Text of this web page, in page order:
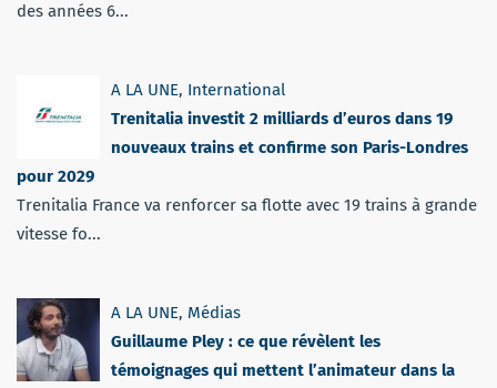
des années 6...
A LA UNE, International
Trenitalia investit 2 milliards d’euros dans 19
nouveaux trains et confirme son Paris-Londres
pour 2029
Trenitalia France va renforcer sa flotte avec 19 trains à grande
vitesse fo...
A LA UNE, Médias
Guillaume Pley : ce que révèlent les
témoignages qui mettent l’animateur dans la